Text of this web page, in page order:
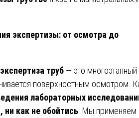
экспертизы: от осмотра до
труб — это многоэтапный
поверхностным осмотром.
лабораторных
как не обойтись . Мы применяем